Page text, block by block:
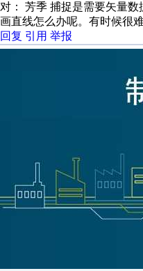
对： 芳季 捕捉是需要矢量
画直线怎么办呢。有时候很
回复 引用 举报